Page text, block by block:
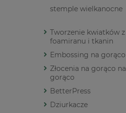
stemple wielkanocne
Tworzenie kwiatków z
foamiranu i tkanin
Embossing na gorąco
Złocenia na gorąco na
gorąco
BetterPress
Dziurkacze